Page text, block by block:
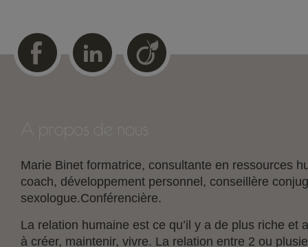
A propos de nous
Marie Binet formatrice, consultante en ressources
coach, développement personnel, conseillère
sexologue.Conférencière.
La relation humaine est ce qu’il y a de plus riche et
à créer, maintenir, vivre. La relation entre 2 ou